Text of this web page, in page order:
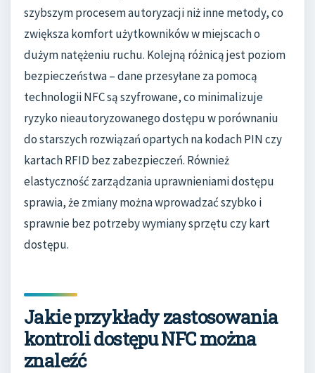
szybszym procesem autoryzacji niż inne metody, co
zwiększa komfort użytkowników w miejscach o
dużym natężeniu ruchu. Kolejną różnicą jest poziom
bezpieczeństwa – dane przesyłane za pomocą
technologii NFC są szyfrowane, co minimalizuje
ryzyko nieautoryzowanego dostępu w porównaniu
do starszych rozwiązań opartych na kodach PIN czy
kartach RFID bez zabezpieczeń. Również
elastyczność zarządzania uprawnieniami dostępu
sprawia, że zmiany można wprowadzać szybko i
sprawnie bez potrzeby wymiany sprzętu czy kart
dostępu.
Jakie przykłady zastosowania
kontroli dostępu NFC można
znaleźć